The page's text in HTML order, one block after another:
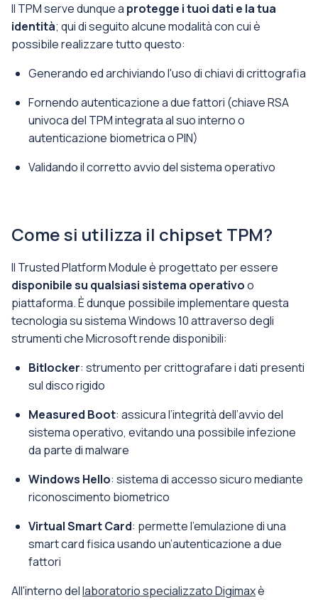
Il TPM serve dunque a protegge i tuoi dati e la tua
identità; qui di seguito alcune modalità con cui è
possibile realizzare tutto questo:
Generando ed archiviando l'uso di chiavi di crittografia
Fornendo autenticazione a due fattori (chiave RSA
univoca del TPM integrata al suo interno o
autenticazione biometrica o PIN)
Validando il corretto avvio del sistema operativo
Come si utilizza il chipset TPM?
Il Trusted Platform Module è progettato per essere
disponibile su qualsiasi sistema operativoo
piattaforma. È dunque possibile implementare questa
tecnologia su sistema Windows 10 attraverso degli
strumenti che Microsoft rende disponibili:
Bitlocker: strumento per crittografare i dati presenti
sul disco rigido
Measured Boot: assicura l’integrità dell’avvio del
sistema operativo, evitando una possibile infezione
da parte di malware
Windows Hello: sistema di accesso sicuro mediante
riconoscimento biometrico
Virtual Smart Card: permette l’emulazione di una
smart card fisica usando un’autenticazione a due
fattori
All'interno dellaboratorio specializzato Digimaxè